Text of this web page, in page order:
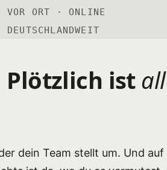
VOR ORT · ONLINE
DEUTSCHLANDWEIT
Plötzlich ist
dein Team stellt um. Und